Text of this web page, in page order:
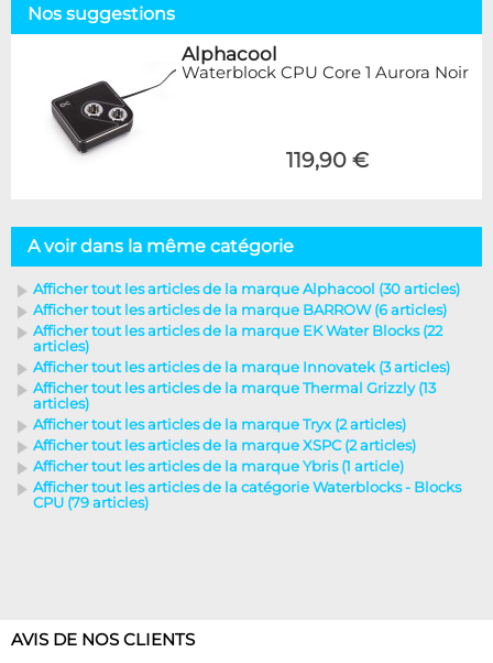
Nos suggestions
Alphacool
Waterblock CPU Core 1 Aurora Noir
119,90 €
A voir dans la même catégorie
Afficher tout les articles de la marque Alphacool (30 articles)
Afficher tout les articles de la marque BARROW (6 articles)
Afficher tout les articles de la marque EK Water Blocks (22
articles)
Afficher tout les articles de la marque Innovatek (3 articles)
Afficher tout les articles de la marque Thermal Grizzly (13
articles)
Afficher tout les articles de la marque Tryx (2 articles)
Afficher tout les articles de la marque XSPC (2 articles)
Afficher tout les articles de la marque Ybris (1 article)
Afficher tout les articles de la catégorie Waterblocks - Blocks
CPU (79 articles)
AVIS DE NOS CLIENTS